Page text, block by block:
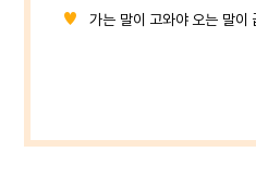
가는 말이 고와야 오는 말이